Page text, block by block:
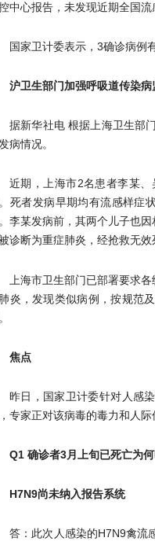
中心报告，未发现近期全国流
国家卫计委表示，3确诊病例
沪卫生部门加强呼吸道传染病
据新华社电 根据上海卫生部
病情况。
近期，上海市2名患者李某
死者发病早期均有流感样症
李某发病前，其两个儿子也
诊断为重症肺炎，经抢救无效
上海市卫生部门已部署要求
炎，发现类似病例，按规范
焦点
昨日，国家卫计委针对人感
专家正对该病毒的毒力和人际
Q1 确诊者3月上旬已死亡为
H7N9尚未纳入报告系统
答：此次人感染的H7N9禽流